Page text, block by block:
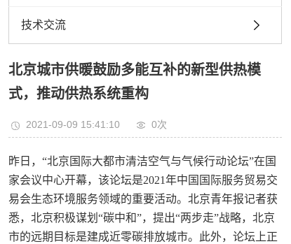
联系我们
技术交流
北京城市供暖鼓励多能互补的新型供热模
式，推动供热系统重构
2021-09-09 15:41:10 0次
昨日，“北京国际大都市清洁空气与气候行动论坛”在国
家会议中心开幕，该论坛是2021年中国国际服务贸易交
易会生态环境服务领域的重要活动。北京青年报记者获
悉，北京积极谋划“碳中和”，提出“两步走”战略，北京
市的远期目标是建成近零碳排放城市。此外，论坛上正